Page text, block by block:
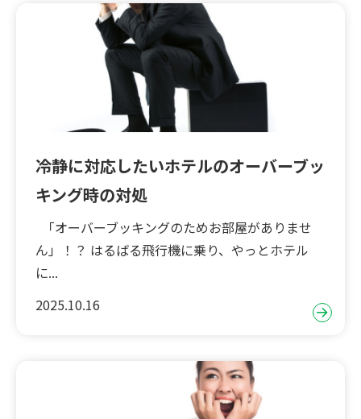
冷静に対応したいホテルのオーバーブッ
キング時の対処
「オーバーブッキングのためお部屋がありませ
ん」！？ はるばる飛行機に乗り、やっとホテル
に...
2025.10.16